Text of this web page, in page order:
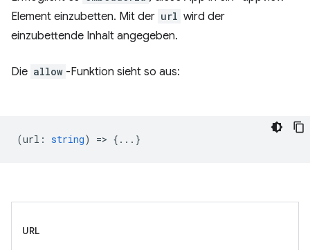
Element einzubetten. Mit der url wird der
einzubettende Inhalt angegeben.
Die allow -Funktion sieht so aus:
(url : string) => {...}
URL